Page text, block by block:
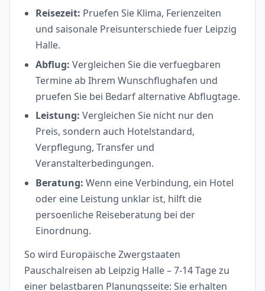
Reisezeit: Pruefen Sie Klima, Ferienzeiten
und saisonale Preisunterschiede fuer Leipzig
Halle.
Abflug: Vergleichen Sie die verfuegbaren
Termine ab Ihrem Wunschflughafen und
pruefen Sie bei Bedarf alternative Abflugtage.
Leistung: Vergleichen Sie nicht nur den
Preis, sondern auch Hotelstandard,
Verpflegung, Transfer und
Veranstalterbedingungen.
Beratung: Wenn eine Verbindung, ein Hotel
oder eine Leistung unklar ist, hilft die
persoenliche Reiseberatung bei der
Einordnung.
So wird Europäische Zwergstaaten
Pauschalreisen ab Leipzig Halle – 7-14 Tage zu
einer belastbaren Planungsseite: Sie erhalten